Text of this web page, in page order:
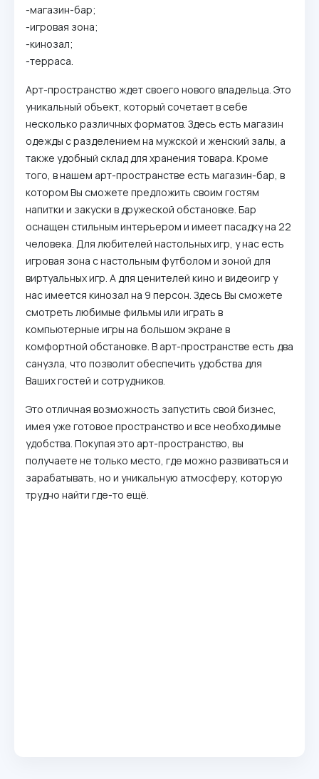
-магазин-бар;
-игровая зона;
-кинозал;
-терраса.
Арт-пространство ждет своего нового владельца. Это
уникальный объект, который сочетает в себе
несколько различных форматов. Здесь есть магазин
одежды с разделением на мужской и женский залы, а
также удобный склад для хранения товара. Кроме
того, в нашем арт-пространстве есть магазин-бар, в
котором Вы сможете предложить своим гостям
напитки и закуски в дружеской обстановке. Бар
оснащен стильным интерьером и имеет пасадку на 22
человека. Для любителей настольных игр, у нас есть
игровая зона с настольным футболом и зоной для
виртуальных игр. А для ценителей кино и видеоигр у
нас имеется кинозал на 9 персон. Здесь Вы сможете
смотреть любимые фильмы или играть в
компьютерные игры на большом экране в
комфортной обстановке. В арт-пространстве есть два
санузла, что позволит обеспечить удобства для
Ваших гостей и сотрудников.
Это отличная возможность запустить свой бизнес,
имея уже готовое пространство и все необходимые
удобства. Покупая это арт-пространство, вы
получаете не только место, где можно развиваться и
зарабатывать, но и уникальную атмосферу, которую
трудно найти где-то ещё.